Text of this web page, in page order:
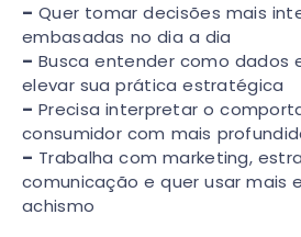
– Quer tomar decisões mais
embasadas no dia a dia
– Busca entender como dados
elevar sua prática estratégica
– Precisa interpretar o
consumidor com mais
– Trabalha com marketing,
comunicação e quer usar mais
achismo